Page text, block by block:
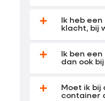
Ik heb
klacht, bij
Ik ben
dan ook
Moet ik bij
container